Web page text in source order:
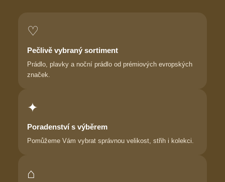
♡
Pečlivě vybraný sortiment
Prádlo, plavky a noční prádlo od prémiových evropských
značek.
✦
Poradenství s výběrem
Pomůžeme Vám vybrat správnou velikost, střih i kolekci.
⌂